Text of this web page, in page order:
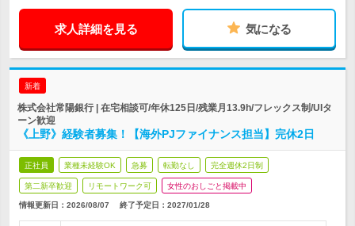
求人詳細を見る 気になる
新着
株式会社常陽銀行 | 在宅相談可/年休125日/残業月13.9h/フレックス制/UIタ
ーン歓迎
《上野》経験者募集！【海外PJファイナンス担当】完休2日
正社員 業種未経験OK 急募 転勤なし 完全週休2日制
第二新卒歓迎 リモートワーク可 女性のおしごと掲載中
情報更新日：2026/08/07 終了予定日： 2027/01/28